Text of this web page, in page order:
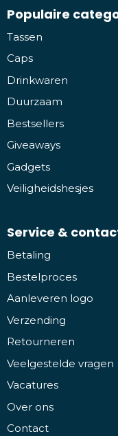
Populaire
Tassen
Caps
Drinkwaren
Duurzaam
Bestsellers
Giveaways
Gadgets
Veiligheidshesjes
Service &
Betaling
Bestelproces
Aanleveren logo
Verzending
Retourneren
Veelgestelde vragen
Vacatures
Over ons
Contact